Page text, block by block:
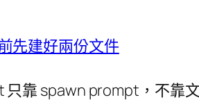
先建好兩份文件
靠 spawn prompt，不靠